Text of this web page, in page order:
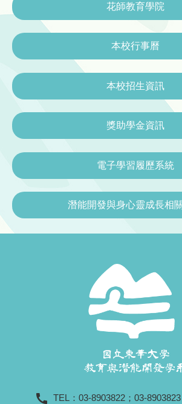
花師教育學院
本校行事曆
本校招生資訊
獎助學金資訊
電子學習履歷系統
潛能開發與身心靈成長相
call TEL： 03-8903822 ； 03-8903823